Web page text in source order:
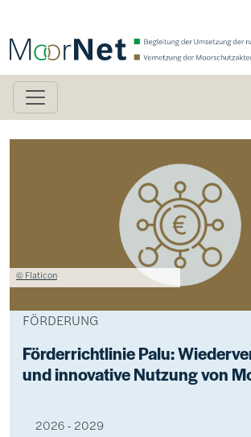
Lizenzinformationen einschließlich Urheberrecht
© Flaticon
FÖRDERUNG
Förderrichtlinie Palu:
und innovative Nutzung von
2026 - 2029